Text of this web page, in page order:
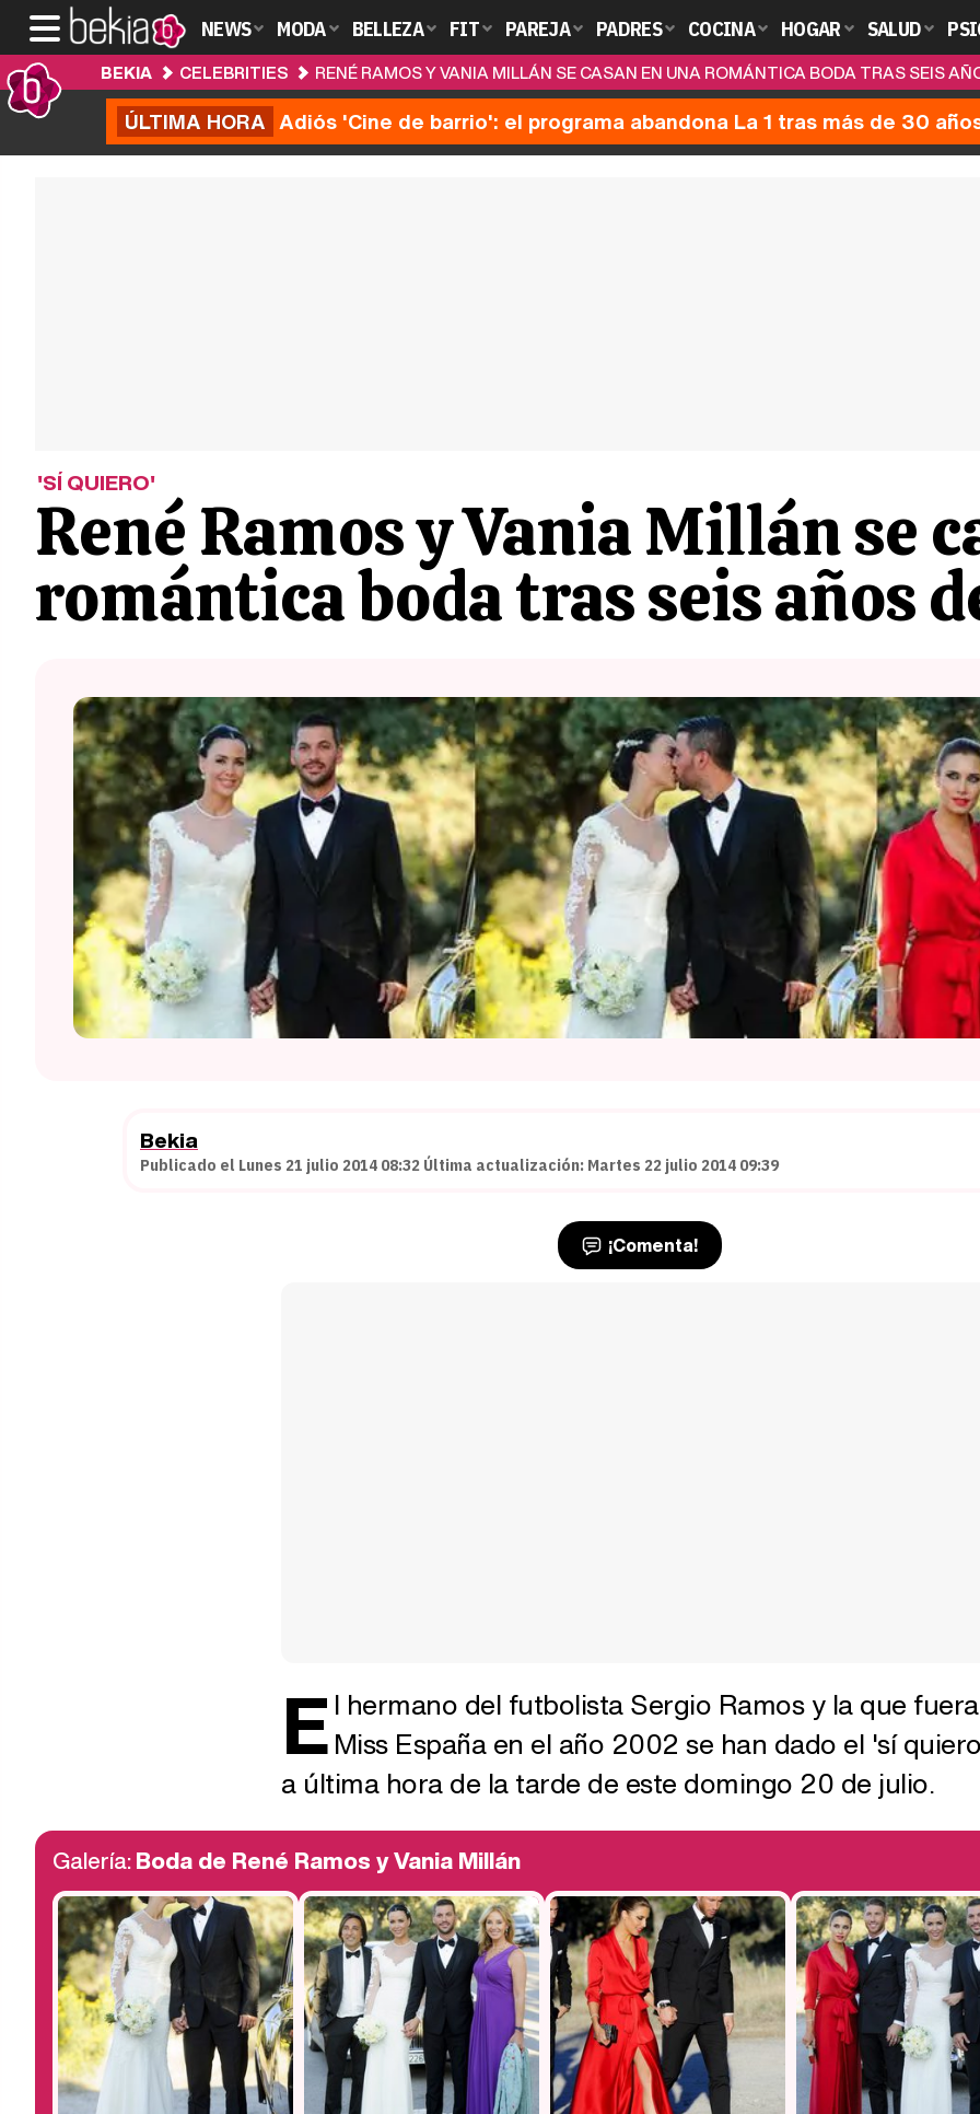
NEWS MODA BELLEZA FIT PAREJA PADRES COCINA HOGAR SALUD
BEKIA CELEBRITIES RENÉ RAMOS Y VANIA MILLÁN SE CASAN EN UNA ROMÁNTICA BODA TRAS SEIS
ÚLTIMA HORA Adiós 'Cine de barrio': el programa abandona La 1 tras más de 30
'SÍ QUIERO'
René Ramos y Vania Millán se
romántica boda tras seis años
Bekia
Publicado el Lunes 21 julio 2014 08:32 Última actualización: Martes 22 julio 2014 09:39
¡Comenta!
El hermano del futbolista Sergio Ramos y la que fuera
Miss España en el año 2002 se han dado el 'sí
a última hora de la tarde de este domingo 20 de julio.
Galería:Boda de René Ramos y Vania Millán